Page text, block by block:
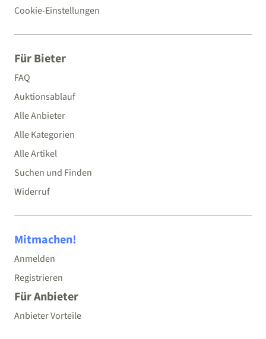
Cookie-Einstellungen
Für Bieter
FAQ
Auktionsablauf
Alle Anbieter
Alle Kategorien
Alle Artikel
Suchen und Finden
Widerruf
Mitmachen!
Anmelden
Registrieren
Für Anbieter
Anbieter Vorteile